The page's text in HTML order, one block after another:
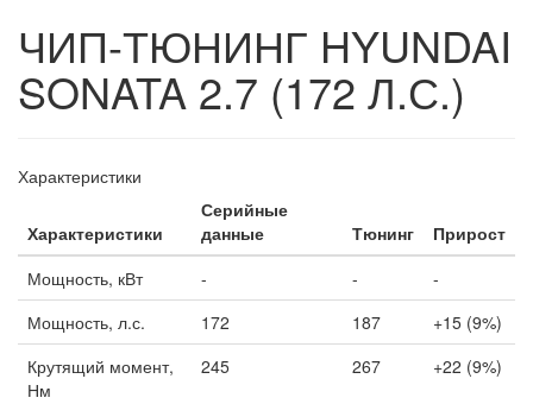
ЧИП-ТЮНИНГ HYUNDAI
SONATA 2.7 (172 Л.С.)
Характеристики
Характеристики
Серийные
данные
Тюнинг
Прирост
Мощность, кВт
- -
-
Мощность, л.с.
172 187
+15 (9%)
Крутящий момент,
Нм
245 267 +22 (9%)